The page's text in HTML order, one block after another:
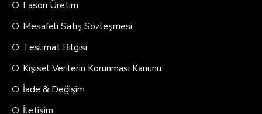
Fason Üretim
Mesafeli Satış Sözleşmesi
Teslimat Bilgisi
Kişisel Verilerin Korunması Kanunu
İade & Değişim
İletişim